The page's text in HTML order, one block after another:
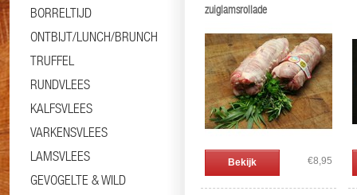
BORRELTIJD
ONTBIJT/LUNCH/BRUNCH
TRUFFEL
RUNDVLEES
KALFSVLEES
VARKENSVLEES
LAMSVLEES
GEVOGELTE & WILD
zuiglamsrollade
Bekijk €8,95